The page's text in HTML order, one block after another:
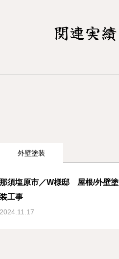
関連実績
外壁塗装
那須塩原市／W様邸 屋根/外壁塗
装工事
2024.11.17